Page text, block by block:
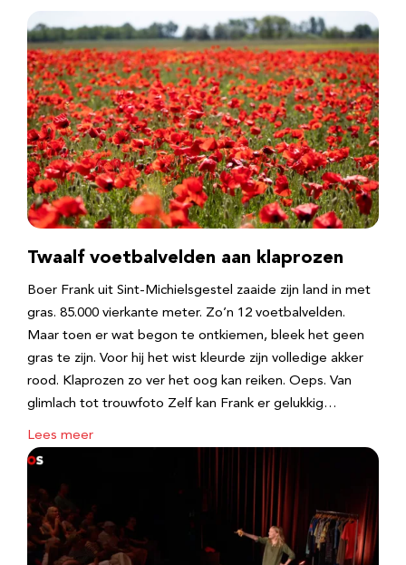
Twaalf voetbalvelden aan klaprozen
Boer Frank uit Sint-Michielsgestel zaaide zijn land in met
gras. 85.000 vierkante meter. Zo’n 12 voetbalvelden.
Maar toen er wat begon te ontkiemen, bleek het geen
gras te zijn. Voor hij het wist kleurde zijn volledige akker
rood. Klaprozen zo ver het oog kan reiken. Oeps. Van
glimlach tot trouwfoto Zelf kan Frank er gelukkig…
Lees meer